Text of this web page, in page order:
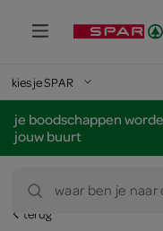
kies je SPAR
je boodschappen
jouw buurt
waar ben je naar
terug